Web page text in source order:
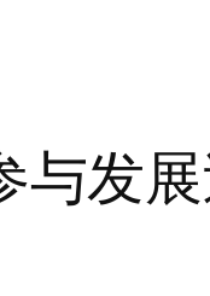
与发